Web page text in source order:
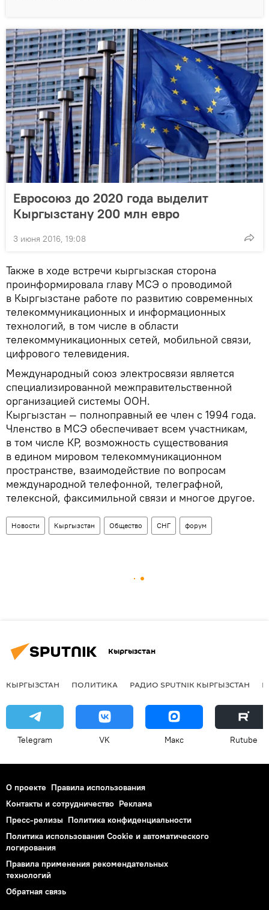
Евросоюз до 2020 года выделит
Кыргызстану 200 млн евро
3 июня 2016, 19:08
Также в ходе встречи кыргызская сторона
проинформировала главу МСЭ о проводимой
в Кыргызстане работе по развитию современных
телекоммуникационных и информационных
технологий, в том числе в области
телекоммуникационных сетей, мобильной связи,
цифрового телевидения.
Международный союз электросвязи является
специализированной межправительственной
организацией системы ООН.
Кыргызстан — полноправный ее член с 1994 года.
Членство в МСЭ обеспечивает всем участникам,
в том числе КР, возможность существования
в едином мировом телекоммуникационном
пространстве, взаимодействие по вопросам
международной телефонной, телеграфной,
телексной, факсимильной связи и многое другое.
Новости Кыргызстан Общество СНГ форум
Кыргызстан
КЫРГЫЗСТАН ПОЛИТИКА РАДИО SPUTNIK КЫРГЫЗСТАН
Telegram VK Макс Rutube
О проекте Правила использования
Контакты и сотрудничество Реклама
Пресс-релизы Политика конфиденциальности
Политика использования Cookie и автоматического
логирования
Правила применения рекомендательных
технологий
Обратная связь